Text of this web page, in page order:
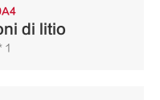
di litio
1